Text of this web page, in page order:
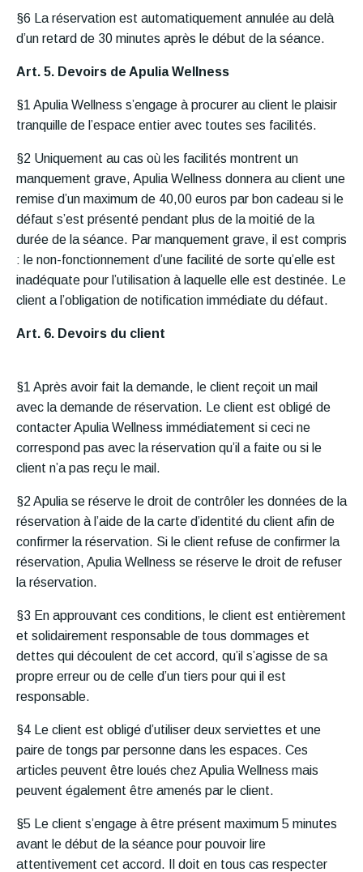
§6 La réservation est automatiquement annulée au delà
d’un retard de 30 minutes après le début de la séance.
Art. 5. Devoirs de Apulia Wellness
§1 Apulia Wellness s’engage à procurer au client le plaisir
tranquille de l’espace entier avec toutes ses facilités.
§2 Uniquement au cas où les facilités montrent un
manquement grave, Apulia Wellness donnera au client une
remise d’un maximum de 40,00 euros par bon cadeau si le
défaut s’est présenté pendant plus de la moitié de la
durée de la séance. Par manquement grave, il est compris
: le non-fonctionnement d’une facilité de sorte qu’elle est
inadéquate pour l’utilisation à laquelle elle est destinée. Le
client a l’obligation de notification immédiate du défaut.
Art. 6. Devoirs du client
§1 Après avoir fait la demande, le client reçoit un mail
avec la demande de réservation. Le client est obligé de
contacter Apulia Wellness immédiatement si ceci ne
correspond pas avec la réservation qu’il a faite ou si le
client n’a pas reçu le mail.
§2 Apulia se réserve le droit de contrôler les données de la
réservation à l’aide de la carte d’identité du client afin de
confirmer la réservation. Si le client refuse de confirmer la
réservation, Apulia Wellness se réserve le droit de refuser
la réservation.
§3 En approuvant ces conditions, le client est entièrement
et solidairement responsable de tous dommages et
dettes qui découlent de cet accord, qu’il s’agisse de sa
propre erreur ou de celle d’un tiers pour qui il est
responsable.
§4 Le client est obligé d’utiliser deux serviettes et une
paire de tongs par personne dans les espaces. Ces
articles peuvent être loués chez Apulia Wellness mais
peuvent également être amenés par le client.
§5 Le client s’engage à être présent maximum 5 minutes
avant le début de la séance pour pouvoir lire
attentivement cet accord. Il doit en tous cas respecter